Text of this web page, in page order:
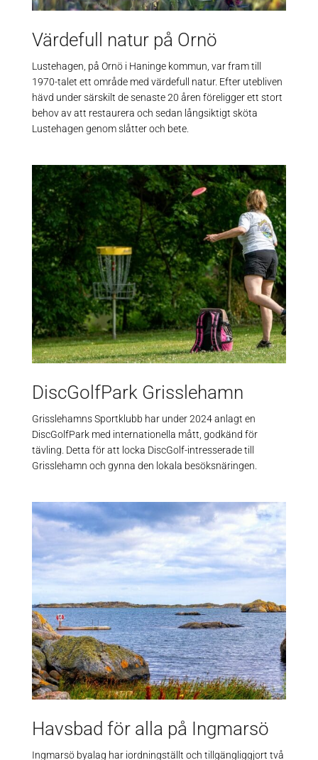
Värdefull natur på Ornö
Lustehagen, på Ornö i Haninge kommun, var fram till
1970-talet ett område med värdefull natur. Efter utebliven
hävd under särskilt de senaste 20 åren föreligger ett stort
behov av att restaurera och sedan långsiktigt sköta
Lustehagen genom slåtter och bete.
DiscGolfPark Grisslehamn
Grisslehamns Sportklubb har under 2024 anlagt en
DiscGolfPark med internationella mått, godkänd för
tävling. Detta för att locka DiscGolf-intresserade till
Grisslehamn och gynna den lokala besöksnäringen.
Havsbad för alla på Ingmarsö
Ingmarsö byalag har iordningställt och tillgängliggjort två